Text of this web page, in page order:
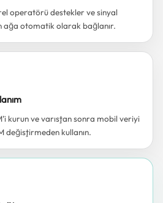
operatörü destekler ve sinyal
ağa otomatik olarak bağlanır.
kurun ve varıştan sonra mobil veriyi
değiştirmeden kullanın.